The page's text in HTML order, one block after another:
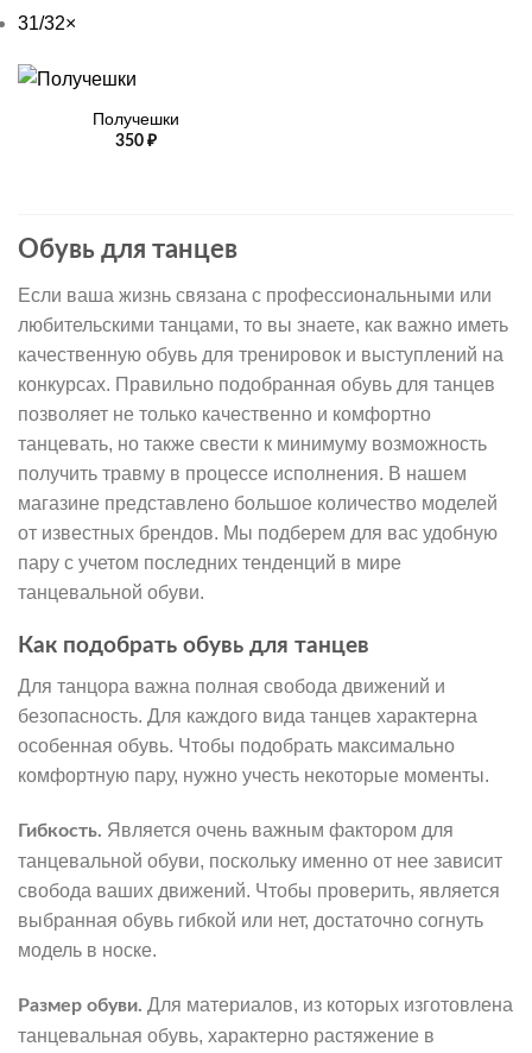
31/32×
Получешки
350 ₽
Обувь для танцев
Если ваша жизнь связана с профессиональными или
любительскими танцами, то вы знаете, как важно иметь
качественную обувь для тренировок и выступлений на
конкурсах. Правильно подобранная обувь для танцев
позволяет не только качественно и комфортно
танцевать, но также свести к минимуму возможность
получить травму в процессе исполнения. В нашем
магазине представлено большое количество моделей
от известных брендов. Мы подберем для вас удобную
пару с учетом последних тенденций в мире
танцевальной обуви.
Как подобрать обувь для танцев
Для танцора важна полная свобода движений и
безопасность. Для каждого вида танцев характерна
особенная обувь. Чтобы подобрать максимально
комфортную пару, нужно учесть некоторые моменты.
Гибкость. Является очень важным фактором для
танцевальной обуви, поскольку именно от нее зависит
свобода ваших движений. Чтобы проверить, является
выбранная обувь гибкой или нет, достаточно согнуть
модель в носке.
Размер обуви. Для материалов, из которых изготовлена
танцевальная обувь, характерно растяжение в